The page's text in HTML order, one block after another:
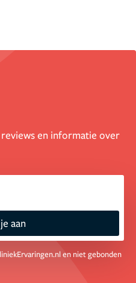
en informatie over
aan
en niet gebonden